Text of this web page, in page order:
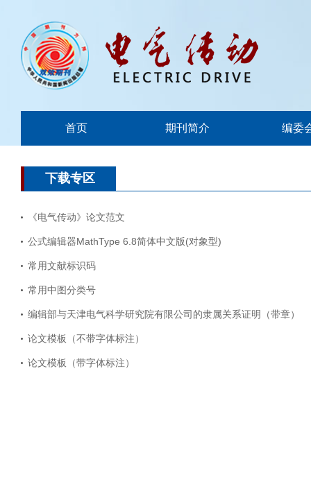
首页 期刊简介 编委
下载专区
《电气传动》论文范文
公式编辑器MathType 6.8简体中文版(对象型)
常用文献标识码
常用中图分类号
编辑部与天津电气科学研究院有限公司的隶属关系证明（带章）
论文模板（不带字体标注）
论文模板（带字体标注）